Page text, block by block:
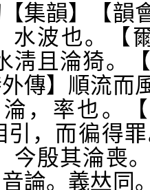
【集韻】【韻
水波也。【
淸且淪猗。
傳】順流
淪，率也。
引，而徧得
今殷其淪喪
論。義𠀤 同